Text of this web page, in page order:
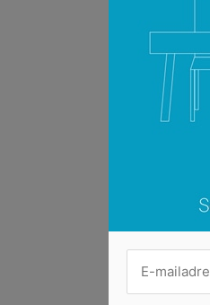
Onze klant
bestendigen
Categorie:
Geen
ADJUNCT
Het e-